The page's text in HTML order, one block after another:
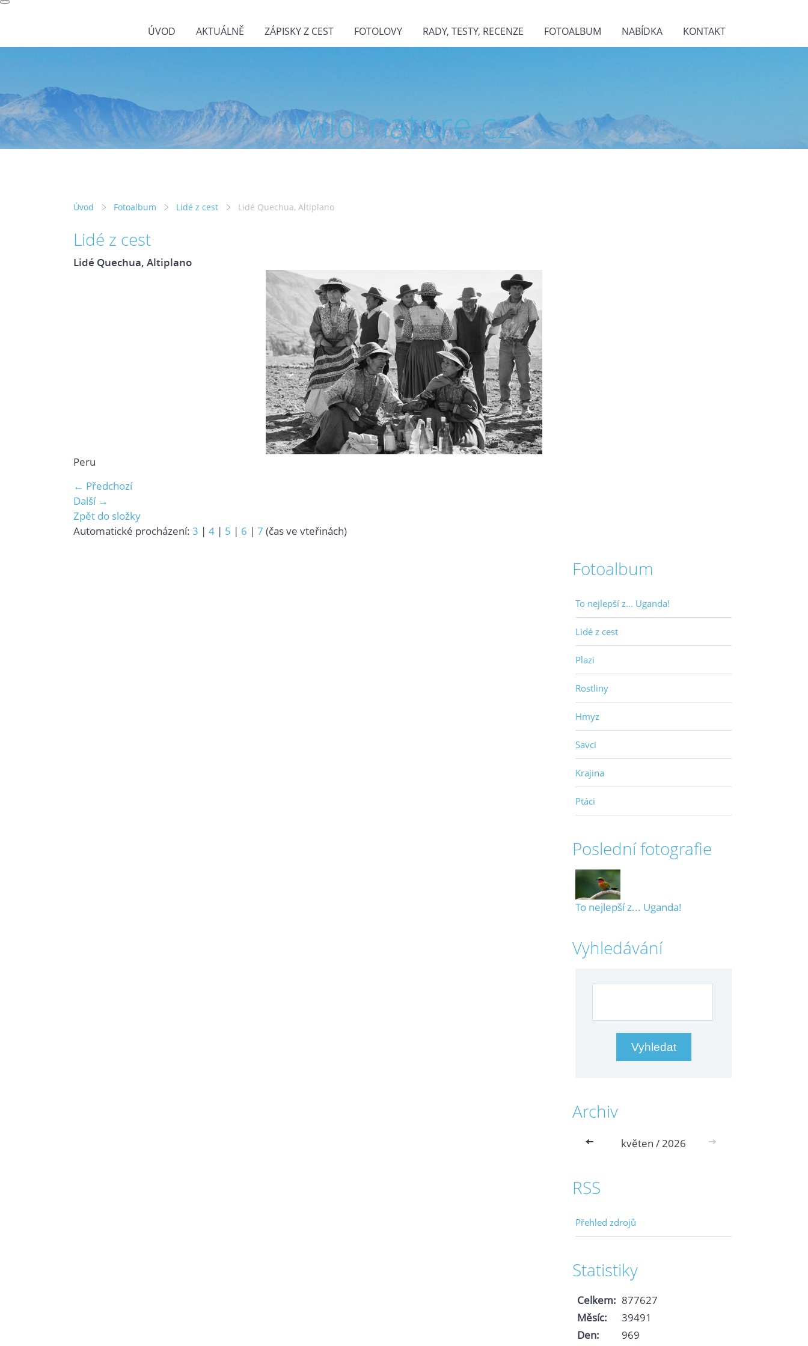
ÚVOD AKTUÁLNĚ ZÁPISKY Z CEST FOTOLOVY RADY, TESTY, RECENZE FOTOALBUM NABÍDKA KONTAKT
wild-nature.cz
Úvod Fotoalbum Lidé z cest Lidé Quechua, Altiplano
Lidé z cest
Lidé Quechua, Altiplano
Peru
← Předchozí
Další →
Zpět do složky
Automatické procházení: 3 | 4 | 5 | 6 | 7 (čas ve vteřinách)
Fotoalbum
To nejlepší z... Uganda!
Lidé z cest
Plazi
Rostliny
Hmyz
Savci
Krajina
Ptáci
Poslední fotografie
To nejlepší z... Uganda!
Vyhledávání
Archiv
<< květen / 2026 >>
RSS
Přehled zdrojů
Statistiky
Celkem: 877627
Měsíc:
39491
Den:
969